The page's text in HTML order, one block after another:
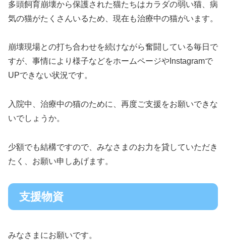
多頭飼育崩壊から保護された猫たちはカラダの弱い猫、病
気の猫がたくさんいるため、現在も治療中の猫がいます。
崩壊現場との打ち合わせを続けながら奮闘している毎日で
すが、事情により様子などをホームページやInstagramで
UPできない状況です。
入院中、治療中の猫のために、再度ご支援をお願いできな
いでしょうか。
少額でも結構ですので、みなさまのお力を貸していただき
たく、お願い申しあげます。
支援物資
みなさまにお願いです。